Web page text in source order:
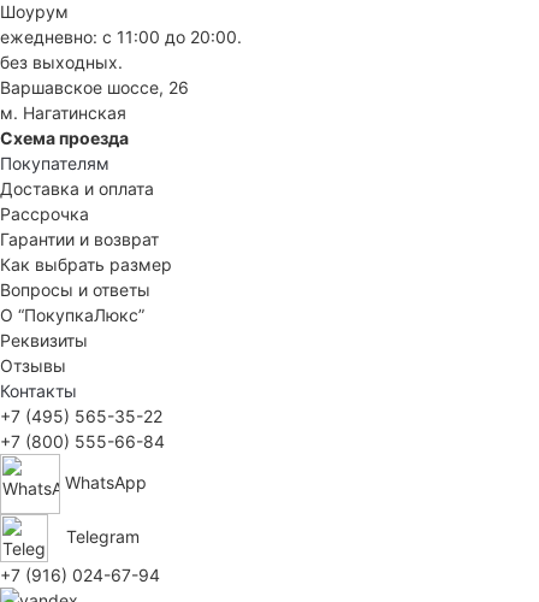
Шоурум
ежедневно: с 11:00 до 20:00.
без выходных.
Варшавское шоссе, 26
м. Нагатинская
Схема проезда
Покупателям
Доставка и оплата
Рассрочка
Гарантии и возврат
Как выбрать размер
Вопросы и ответы
О “ПокупкаЛюкс”
Реквизиты
Отзывы
Контакты
+7 (495) 565-35-22
+7 (800) 555-66-84
WhatsApp
Telegram
+7 (916) 024-67-94